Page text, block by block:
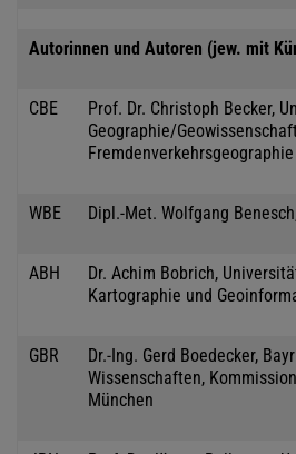
Autorinnen und Autoren (jew. mit
CBE
Prof. Dr. Christoph Becker,
Geographie/
Fremdenverkehrsgeographie
WBE Dipl.-Met. Wolfgang
ABH
Dr. Achim Bobrich,
Kartographie und
GBR
Dr.-Ing. Gerd Boedecker,
Wissenschaften,
München